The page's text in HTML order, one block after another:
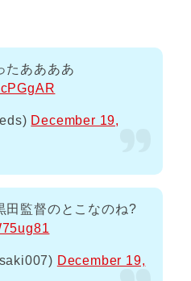
たああああ
December 19,
田監督のとこなのね?
December 19,